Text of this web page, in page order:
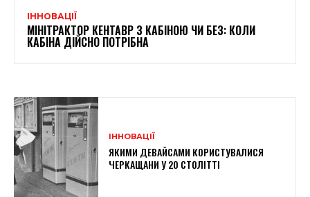
ІННОВАЦІЇ
МІНІТРАКТОР КЕНТАВР З КАБІНОЮ ЧИ БЕЗ: КОЛИ
КАБІНА ДІЙСНО ПОТРІБНА
ІННОВАЦІЇ
ЯКИМИ ДЕВАЙСАМИ КОРИСТУВАЛИСЯ
ЧЕРКАЩАНИ У 20 СТОЛІТТІ